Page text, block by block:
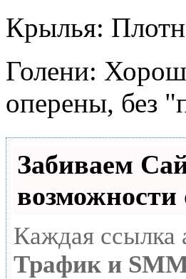
Крылья:
Голени:
оперены, без
Забиваем
возможности
Каждая ссылка
Трафик и